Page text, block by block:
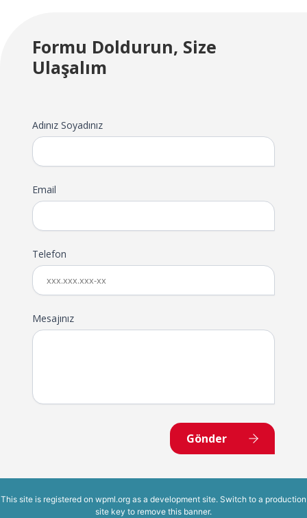
Formu Doldurun, Size
Ulaşalım
Adınız Soyadınız
Email
Telefon
Mesajınız
Gönder
This site is registered on wpml.org as a development site. Switch to a production
site key to remove this banner.